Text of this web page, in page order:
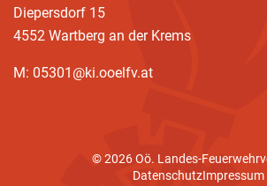
Diepersdorf 15
4552 Wartberg an der Krems
M: 05301@ki.ooelfv.at
© 2026 Oö. Landes-
DatenschutzImpressum